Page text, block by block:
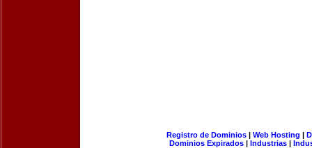
Registro de Dominios| Web Hosting |
Dominios Expirados | Industrias |